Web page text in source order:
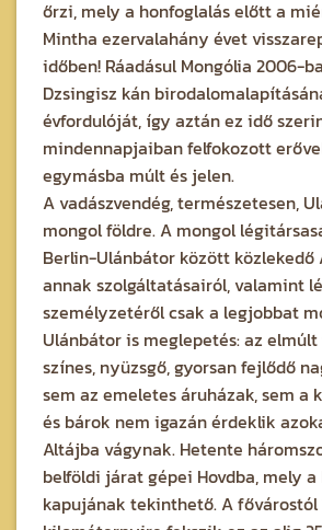
őrzi, mely a honfoglalás előtt a
Mintha ezervalahány évet
időben! Ráadásul Mongólia 2006-
Dzsingisz kán
évfordulóját, így aztán ez idő
mindennapjaiban felfokozott
egymásba múlt és jelen.
A vadászvendég, természetesen,
mongol földre. A mongol
Berlin-Ulánbátor között közlekedő
annak szolgáltatásairól, valamint
személyzetéről csak a legjobbat
Ulánbátor is meglepetés: az
színes, nyüzsgő, gyorsan fejlődő
sem az emeletes áruházak, sem a
és bárok nem igazán érdeklik
Altájba vágynak. Hetente
belföldi járat gépei Hovdba, mely
kapujának tekinthető. A fővárostól